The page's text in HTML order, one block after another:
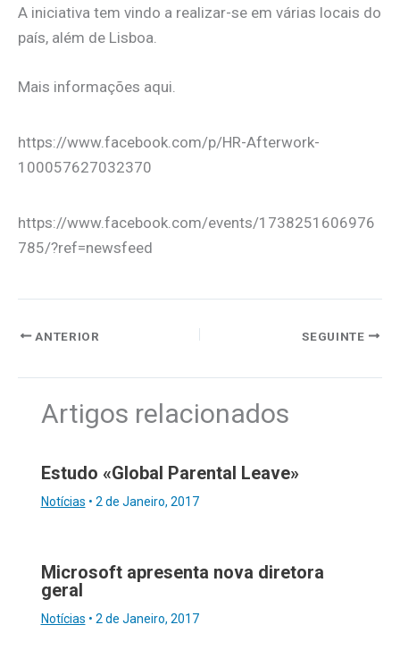
A iniciativa tem vindo a realizar-se em várias locais do
país, além de Lisboa.
Mais informações aqui.
https://www.facebook.com/p/HR-Afterwork-
100057627032370
https://www.facebook.com/events/1738251606976
785/?ref=newsfeed
ANTERIOR SEGUINTE
Artigos relacionados
Estudo «Global Parental Leave»
Notícias • 2 de Janeiro, 2017
Microsoft apresenta nova diretora
geral
Notícias • 2 de Janeiro, 2017